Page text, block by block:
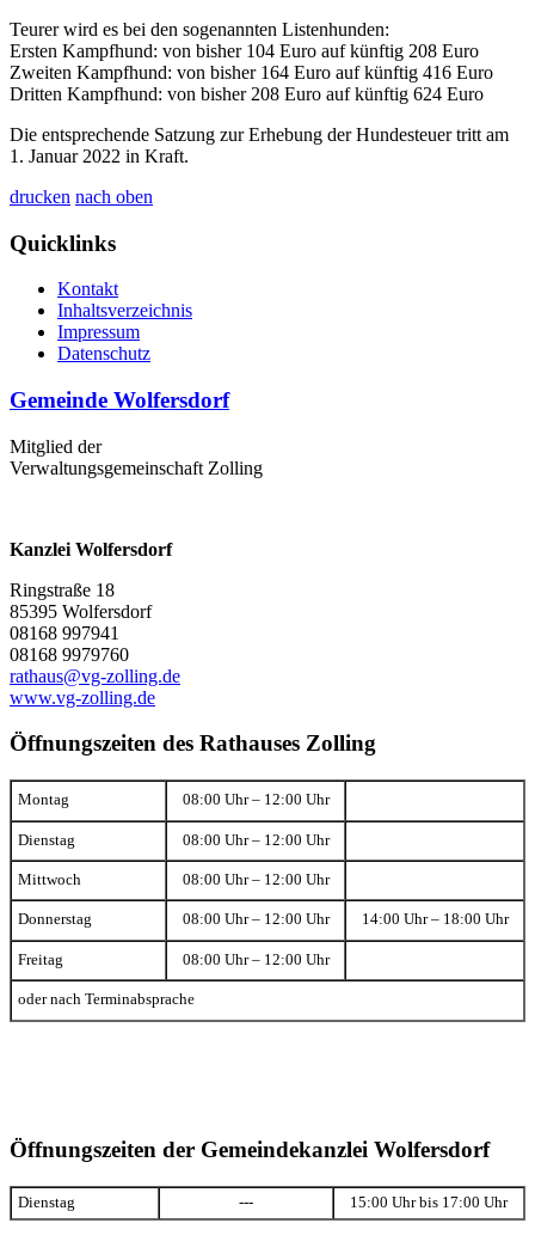
Teurer wird es bei den sogenannten Listenhunden:
Ersten Kampfhund: von bisher 104 Euro auf künftig 208 Euro
Zweiten Kampfhund: von bisher 164 Euro auf künftig 416 Euro
Dritten Kampfhund: von bisher 208 Euro auf künftig 624 Euro
Die entsprechende Satzung zur Erhebung der Hundesteuer tritt am
1. Januar 2022 in Kraft.
drucken nach oben
Quicklinks
Kontakt
Inhaltsverzeichnis
Impressum
Datenschutz
Gemeinde Wolfersdorf
Mitglied der
Verwaltungsgemeinschaft Zolling
Kanzlei Wolfersdorf
Ringstraße 18
85395 Wolfersdorf
08168 997941
08168 9979760
rathaus@vg-zolling.de
www.vg-zolling.de
Öffnungszeiten des Rathauses Zolling
Montag 08:00 Uhr – 12:00 Uhr
Dienstag 08:00 Uhr – 12:00 Uhr
Mittwoch 08:00 Uhr – 12:00 Uhr
Donnerstag 08:00 Uhr – 12:00 Uhr 14:00 Uhr – 18:00 Uhr
Freitag 08:00 Uhr – 12:00 Uhr
oder nach Terminabsprache
Öffnungszeiten der Gemeindekanzlei Wolfersdorf
Dienstag --- 15:00 Uhr bis 17:00 Uhr